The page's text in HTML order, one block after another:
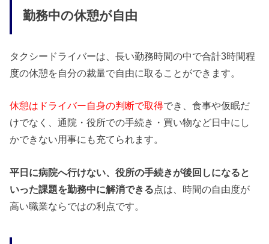
勤務中の休憩が自由
タクシードライバーは、長い勤務時間の中で合計3時間程
度の休憩を自分の裁量で自由に取ることができます。
休憩はドライバー自身の判断で取得でき、食事や仮眠だ
けでなく、通院・役所での手続き・買い物など日中にし
かできない用事にも充てられます。
平日に病院へ行けない、役所の手続きが後回しになると
いった課題を勤務中に解消できる点は、時間の自由度が
高い職業ならではの利点です。